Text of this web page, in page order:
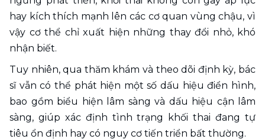
hay kích thích mạnh lên các cơ quan vùng chậu, vì
vậy cơ thể chỉ xuất hiện những thay đổi nhỏ, khó
nhận biết.
Tuy nhiên, qua thăm khám và theo dõi định kỳ, bác
sĩ vẫn có thể phát hiện một số dấu hiệu điển hình,
bao gồm biểu hiện lâm sàng và dấu hiệu cận lâm
sàng, giúp xác định tình trạng khối thai đang tự
tiêu ổn định hay có nguy cơ tiến triển bất thường.